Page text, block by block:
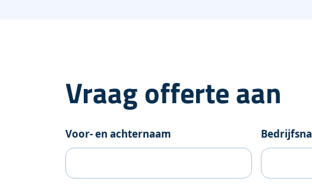
Vraag offerte aan
Voor- en achternaam